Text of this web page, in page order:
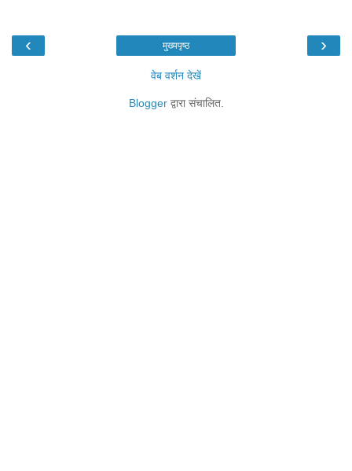
‹ ›
मुख्यपृष्ठ
वेब वर्शन देखें
Bloggerद्वारा संचालित.